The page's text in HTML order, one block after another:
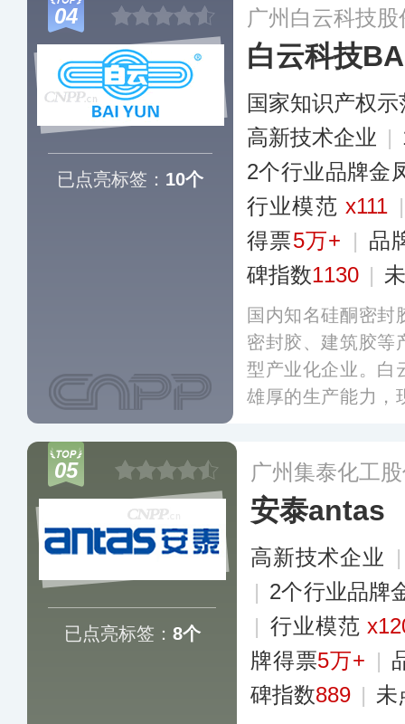
04
已点亮标签： 10个
广州白云科技
白云科技
国家知识产权
高新技术企业 |
2个行业品牌金
行业模范x111
得票5万+ | 品
碑指数1130 |
国内知名硅酮密封
密封胶、建筑胶等
型产业化企业。白
雄厚的生产能力，
05
已点亮标签： 8个
广州集泰化工
安泰antas
高新技术企业
| 2个行业品牌
| 行业模范
牌得票5万+ |
碑指数889 | 未